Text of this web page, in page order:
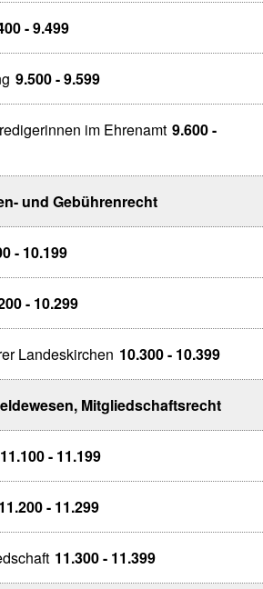
- 9.499
9.500 - 9.599
im Ehrenamt 9.600 -
und Gebührenrecht
- 10.199
- 10.299
Landeskirchen 10.300 - 10.399
Mitgliedschaftsrecht
11.100 - 11.199
11.200 - 11.299
11.300 - 11.399